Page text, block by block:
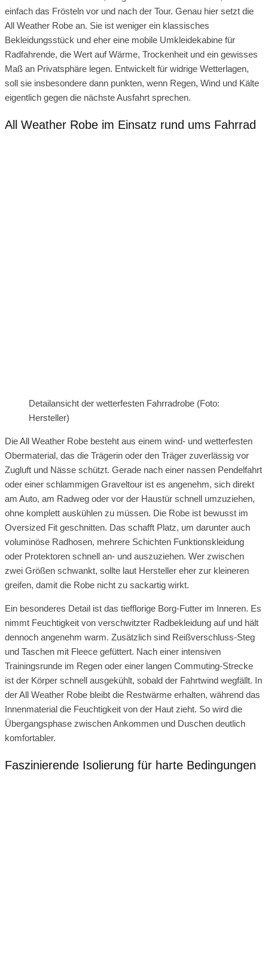
einfach das Frösteln vor und nach der Tour. Genau hier setzt die
All Weather Robe an. Sie ist weniger ein klassisches
Bekleidungsstück und eher eine mobile Umkleidekabine für
Radfahrende, die Wert auf Wärme, Trockenheit und ein gewisses
Maß an Privatsphäre legen. Entwickelt für widrige Wetterlagen,
soll sie insbesondere dann punkten, wenn Regen, Wind und Kälte
eigentlich gegen die nächste Ausfahrt sprechen.
All Weather Robe im Einsatz rund ums Fahrrad
Detailansicht der wetterfesten Fahrradrobe (Foto:
Hersteller)
Die All Weather Robe besteht aus einem wind- und wetterfesten
Obermaterial, das die Trägerin oder den Träger zuverlässig vor
Zugluft und Nässe schützt. Gerade nach einer nassen Pendelfahrt
oder einer schlammigen Graveltour ist es angenehm, sich direkt
am Auto, am Radweg oder vor der Haustür schnell umzuziehen,
ohne komplett auskühlen zu müssen. Die Robe ist bewusst im
Oversized Fit geschnitten. Das schafft Platz, um darunter auch
voluminöse Radhosen, mehrere Schichten Funktionskleidung
oder Protektoren schnell an- und auszuziehen. Wer zwischen
zwei Größen schwankt, sollte laut Hersteller eher zur kleineren
greifen, damit die Robe nicht zu sackartig wirkt.
Ein besonderes Detail ist das tiefflorige Borg-Futter im Inneren. Es
nimmt Feuchtigkeit von verschwitzter Radbekleidung auf und hält
dennoch angenehm warm. Zusätzlich sind Reißverschluss-Steg
und Taschen mit Fleece gefüttert. Nach einer intensiven
Trainingsrunde im Regen oder einer langen Commuting-Strecke
ist der Körper schnell ausgekühlt, sobald der Fahrtwind wegfällt. In
der All Weather Robe bleibt die Restwärme erhalten, während das
Innenmaterial die Feuchtigkeit von der Haut zieht. So wird die
Übergangsphase zwischen Ankommen und Duschen deutlich
komfortabler.
Faszinierende Isolierung für harte Bedingungen